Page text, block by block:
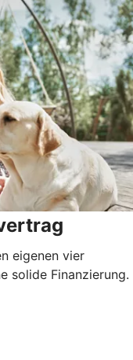
eigenen vier
solide Finanzierung.